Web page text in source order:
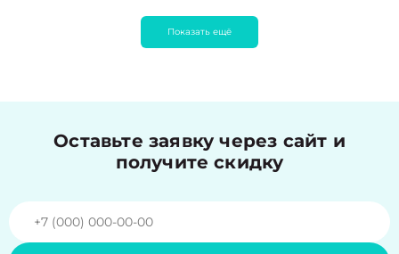
Показать ещё
Оставьте заявку через сайт и
получите скидку